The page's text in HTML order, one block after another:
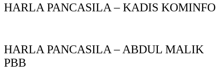
HARLA PANCASILA – KADIS KOMINFO
HARLA PANCASILA – ABDUL MALIK
PBB